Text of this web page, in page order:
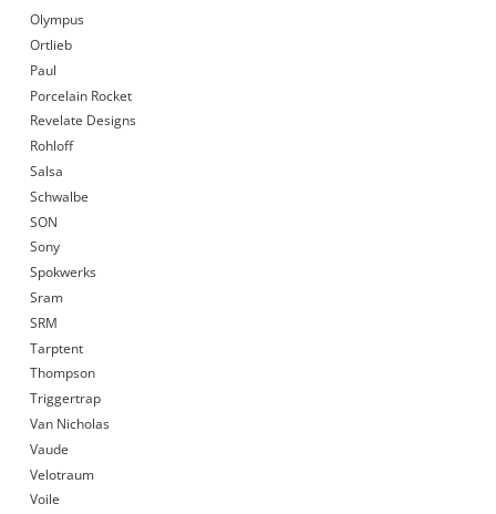
Olympus
Ortlieb
Paul
Porcelain Rocket
Revelate Designs
Rohloff
Salsa
Schwalbe
SON
Sony
Spokwerks
Sram
SRM
Tarptent
Thompson
Triggertrap
Van Nicholas
Vaude
Velotraum
Voile